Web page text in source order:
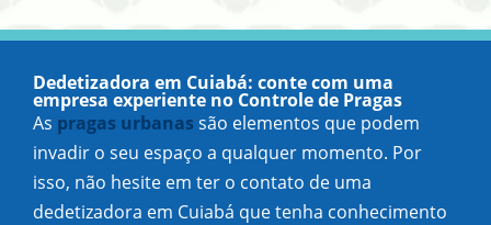
Dedetizadora em Cuiabá: conte com uma
empresa experiente no Controle de Pragas
As pragas urbanas são elementos que podem
invadir o seu espaço a qualquer momento. Por
isso, não hesite em ter o contato de uma
dedetizadora em Cuiabá que tenha conhecimento